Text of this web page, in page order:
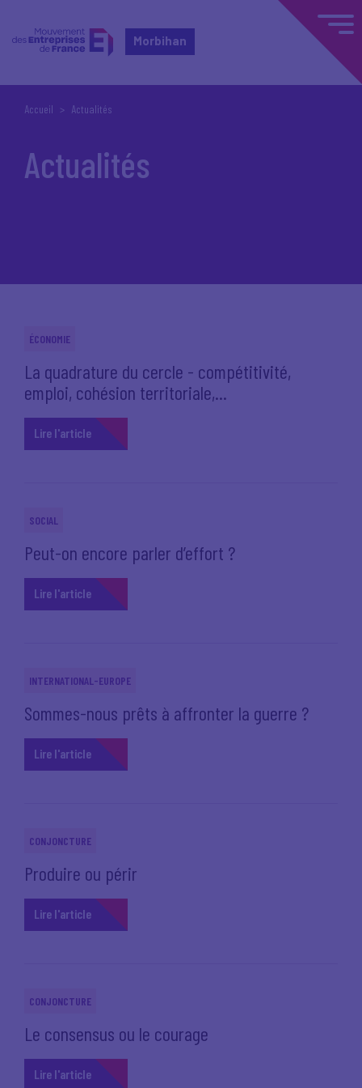
Morbihan
Accueil Actualités
Actualités
ÉCONOMIE
La quadrature du cercle - compétitivité,
emploi, cohésion territoriale,...
Lire l'article
SOCIAL
Peut-on encore parler d’effort ?
Lire l'article
INTERNATIONAL-EUROPE
Sommes-nous prêts à affronter la guerre ?
Lire l'article
CONJONCTURE
Produire ou périr
Lire l'article
CONJONCTURE
Le consensus ou le courage
Lire l'article